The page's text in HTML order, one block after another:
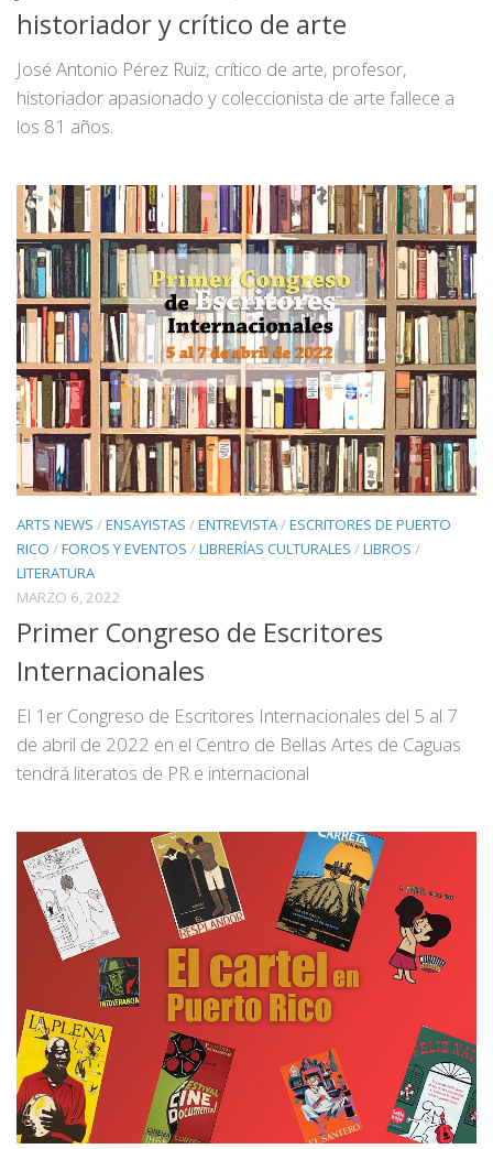
historiador y crítico de arte
José Antonio Pérez Ruiz, crítico de arte, profesor,
historiador apasionado y coleccionista de arte fallece a
los 81 años.
ARTS NEWS /ENSAYISTAS /ENTREVISTA/ESCRITORES DE PUERTO
RICO /FOROS Y EVENTOS /LIBRERÍAS CULTURALES /LIBROS /
LITERATURA
MARZO 6, 2022
Primer Congreso de Escritores
Internacionales
El 1er Congreso de Escritores Internacionales del 5 al 7
de abril de 2022 en el Centro de Bellas Artes de Caguas
tendrá literatos de PR e internacional